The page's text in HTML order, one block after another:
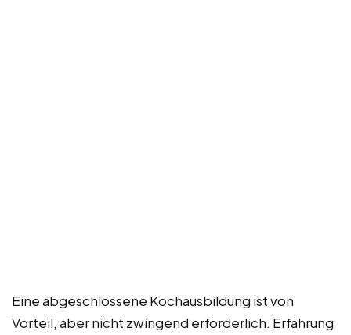
Eine abgeschlossene Kochausbildung ist von
Vorteil, aber nicht zwingend erforderlich. Erfahrung